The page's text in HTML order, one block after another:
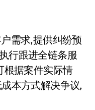
需求,提供纠纷预
行跟进全链条服
根据案件实际情
本方式解决争议,